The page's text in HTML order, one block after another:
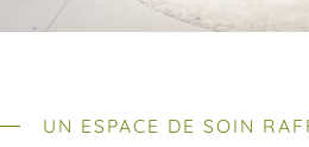
UN ESPACE DE SOIN